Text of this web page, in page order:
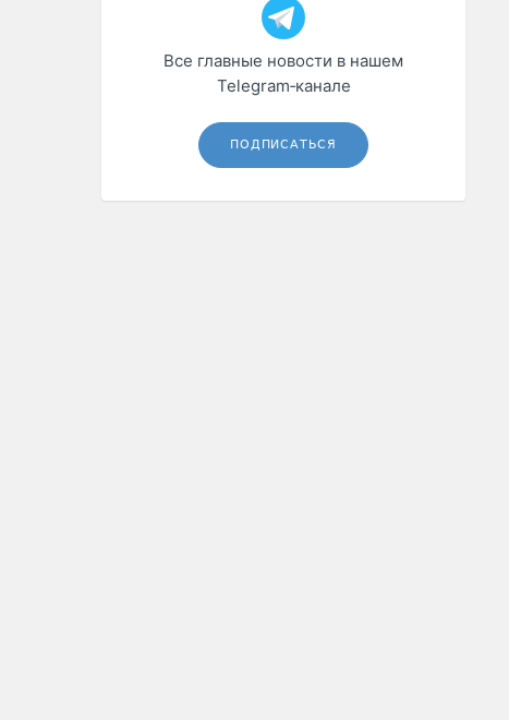
Все главные новости в нашем
Telegram‑канале
ПОДПИСАТЬСЯ